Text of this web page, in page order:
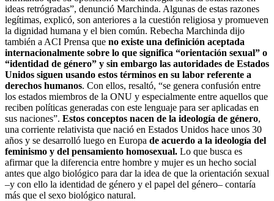
ideas retrógradas”, denunció Marchinda. Algunas de estas razones
legítimas, explicó, son anteriores a la cuestión religiosa y promueven
la dignidad humana y el bien común. Rebecha Marchinda dijo
también a ACI Prensa que no existe una definición aceptada
internacionalmente sobre lo que significa “orientación sexual” o
“identidad de género” y sin embargo las autoridades de Estados
Unidos siguen usando estos términos en su labor referente a
derechos humanos. Con ellos, resaltó, “se genera confusión entre
los estados miembros de la ONU y especialmente entre aquellos que
reciben políticas generadas con este lenguaje para ser aplicadas en
sus naciones”. Estos conceptos nacen de la ideología de género,
una corriente relativista que nació en Estados Unidos hace unos 30
años y se desarrolló luego en Europa de acuerdo a la ideología del
feminismo y del pensamiento homosexual. Lo que busca es
afirmar que la diferencia entre hombre y mujer es un hecho social
antes que algo biológico para dar la idea de que la orientación sexual
–y con ello la identidad de género y el papel del género– contaría
más que el sexo biológico natural.